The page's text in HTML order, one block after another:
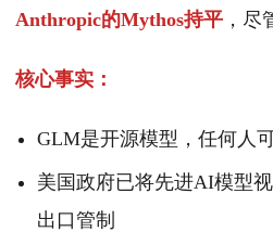
Anthropic的Mythos持平 ，尽
核心事实：
GLM是开源模型，任何人
美国政府已将先进AI模型
出口管制